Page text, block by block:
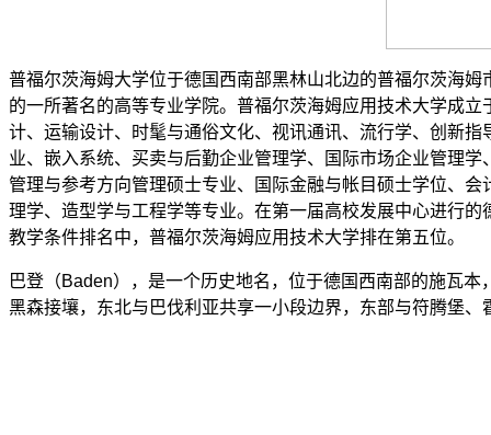
普福尔茨海姆大学位于德国西南部黑林山北边的普福尔茨海
的一所著名的高等专业学院。普福尔茨海姆应用技术大学成
计、运输设计、时髦与通俗文化、视讯通讯、流行学、创新
业、嵌入系统、买卖与后勤企业管理学、国际市场企业管理
管理与参考方向管理硕士专业、国际金融与帐目硕士学位、
理学、造型学与工程学等专业。在第一届高校发展中心进行
教学条件排名中，普福尔茨海姆应用技术大学排在第五位。
巴登（Baden），是一个历史地名，位于德国西南部的施瓦
黑森接壤，东北与巴伐利亚共享一小段边界，东部与符腾堡